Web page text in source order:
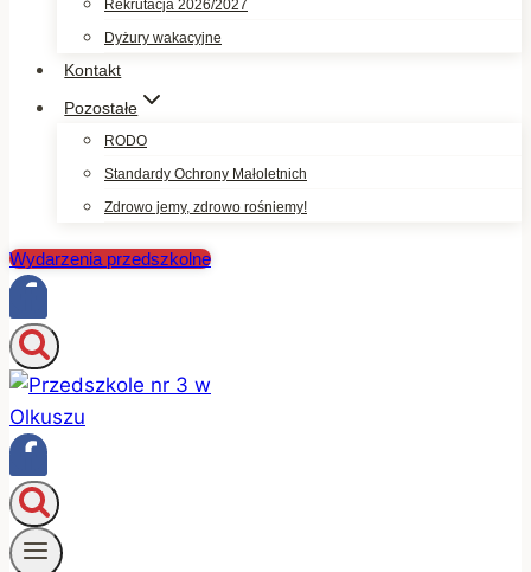
Rekrutacja 2026/2027
Dyżury wakacyjne
Kontakt
Pozostałe
RODO
Standardy Ochrony Małoletnich
Zdrowo jemy, zdrowo rośniemy!
Wydarzenia przedszkolne